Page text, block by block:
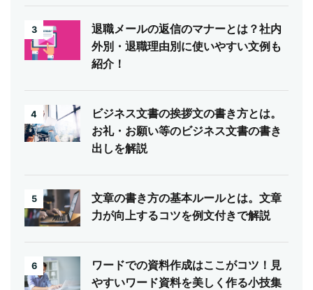
3
退職メールの返信のマナーとは？社内
外別・退職理由別に使いやすい文例も
紹介！
4
ビジネス文書の挨拶文の書き方とは。
お礼・お願い等のビジネス文書の書き
出しを解説
5
文章の書き方の基本ルールとは。文章
力が向上するコツを例文付きで解説
6
ワードでの資料作成はここがコツ！見
やすいワード資料を美しく作る小技集